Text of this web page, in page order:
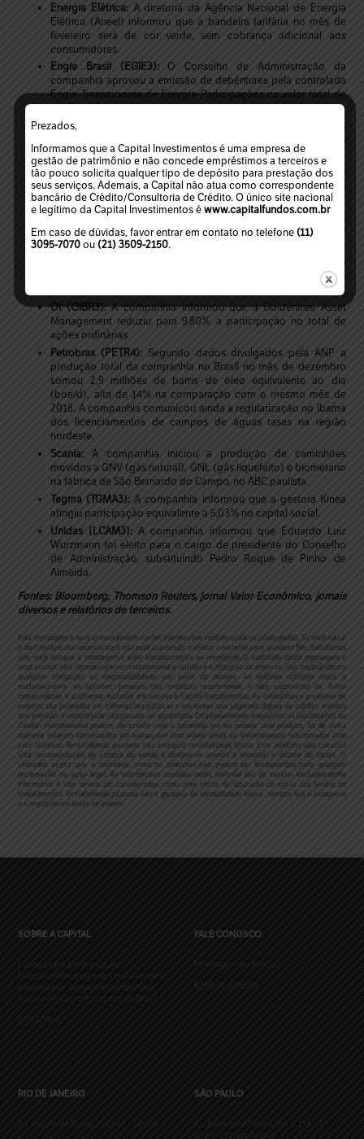
Energia Elétrica: A diretoria da Agência Nacional de Energia
Elétrica (Aneel) informou que a bandeira tarifária no mês de
fevereiro será de cor verde, sem cobrança adicional aos
consumidores.
Engie Brasil (EGIE3):O Conselho de Administração da
companhia aprovou a emissão de debêntures pela controlada
Engie Transmissora de Energia Participações no valor total de
até R$ 500 milhões.
JSL (JSLG3):
milhões, alta de 25% na comparação anual.
Minerva (BEEF3):A companhia informou que o Morgan Stanley
passou a deter participação equivalente a 5,2% do capital
social.
MRV (MRVE3):A companhia comunicou que seus acionistas
aprovaram em assembleia o plano de incorporação da norte-
americana AHS Residential.
assumirá o cargo de presidente da Avon, substituindo José
Oi (OIBR3):A companhia informou que a Goldentree Asset
Management reduziu para 9,80% a participação no total de
ações ordinárias.
Petrobras (PETR4): Segundo dados divulgados pela ANP a
produção total da companhia no Brasil no mês de dezembro
somou 2,9 milhões de barris de óleo equivalente ao dia
(boe/d), alta de 14% na comparação com o mesmo mês de
2018. A companhia comunicou ainda a regularização no Ibama
dos licenciamentos de campos de águas rasas na região
nordeste.
Scania: A companhia iniciou a produção de caminhões
movidos a GNV (gás natural), GNL (gás liquefeito) e biometano
na fábrica de São Bernardo do Campo, no ABC paulista.
Tegma (TGMA3): A companhia informou que a gestora Kinea
atingiu participação equivalente a 5,03% no capital social.
Unidas (LCAM3): A companhia informou que Eduardo Luiz
Wurzmann foi eleito para o cargo de presidente do Conselho
de Administração, substituindo Pedro Roque de Pinho de
Almeida.
Fontes: Bloomberg, Thomson Reuters, jornal Valor Econômico, jornais
diversos e relatórios de terceiros.
Esta mensagem e seus anexos podem conter informações confidenciais ou privilegiadas. Se você não é
o destinatário dos mesmos você não está autorizado a utilizar o material para qualquer fim. Solicitamos
que você apague a mensagem e avise imediatamente ao remetente. O conteúdo desta mensagem e
seus anexos não representam necessariamente a opinião e a intenção da empresa, não implicando em
qualquer obrigação ou responsabilidade por parte da mesma. As análises refletem única e
exclusivamente as opiniões pessoais dos analistas responsáveis e são elaboradas de forma
independente e autônoma, inclusive em relação à Capital Investimentos. As estimativas e previsões de
eventos são baseadas em informações públicas e em fontes que julgamos dignas de crédito, embora
sua precisão e completude não possam ser garantidas. Ocasionalmente, executivos ou funcionários da
Capital Investimentos podem, de acordo com o permitido por lei, possuir uma posição, ou de outra
maneira estarem interessados em transações com ativos direta ou indiretamente relacionados com
este relatório. Rentabilidade passada não assegura rentabilidade futura. Este relatório não constitui
uma recomendação de compra ou venda e destina-se apenas a fomentar o debate de ideias. O
utilizador aceita que o conteúdo, erros ou omissões não podem ser fundamentos para qualquer
reclamação ou ação legal. As informações contidas neste material são de caráter exclusivamente
informativo e não devem ser consideradas como uma oferta de aquisição de cotas dos fundos de
investimentos. Rentabilidade passada não é garantia de rentabilidade futura, sempre leia o prospecto
e o regulamento antes de investir.
SOBRE A CAPITAL
Fundada em 1998, a Capital
Investimentos é uma das mais antigas
empresas de gestão de patrimônio e
aconselhamento financeiro do Brasil.
Saiba Mais
FALE CONOSCO
Mensagem ou dúvida?
Entre em contato
RIO DE JANEIRO
Av. Ataulfo de Paiva, 204/901 – Leblon
SÃO PAULO
Av. Brigadeiro Faria Lima, 2.179 – 8º
andar – Jd. Paulistano
Prezados,
Informamos que a Capital Investimentos é uma empresa de
gestão de patrimônio e não concede empréstimos a terceiros e
tão pouco solicita qualquer tipo de depósito para prestação dos
seus serviços. Ademais, a Capital não atua como correspondente
bancário de Crédito/Consultoria de Crédito. O único site nacional
e legítimo da Capital Investimentos é www.capitalfundos.com.br
Em caso de dúvidas, favor entrar em contato no telefone (11)
3095-7070 ou (21) 3509-2150.